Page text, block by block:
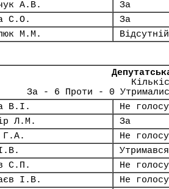
А.В.
За
С.О.
За
М.М.
Відсутній
За - 6 Проти - 0
В.І.
Не
Л.М.
За
Г.А.
Не
Утримався
С.П.
Не
І.В.
Не